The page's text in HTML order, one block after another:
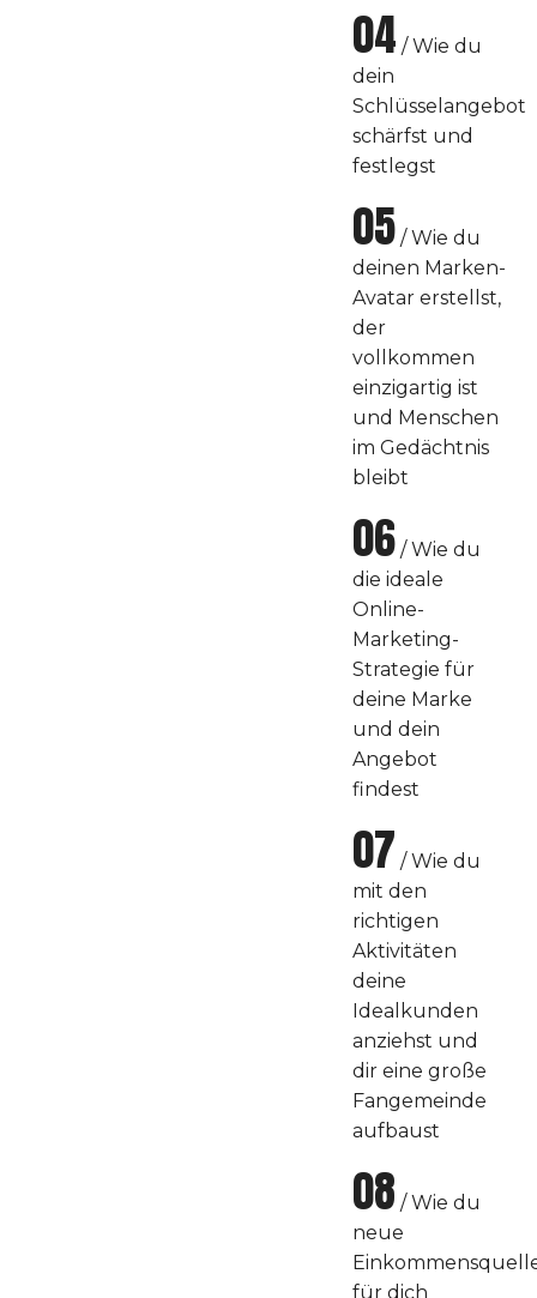
04 / Wie du
dein
Schlüsselangebot
schärfst und
festlegst
05 / Wie du
deinen Marken-
Avatar erstellst,
der
vollkommen
einzigartig ist
und Menschen
im Gedächtnis
bleibt
06 / Wie du
die ideale
Online-
Marketing-
Strategie für
deine Marke
und dein
Angebot
findest
07 / Wie du
mit den
richtigen
Aktivitäten
deine
Idealkunden
anziehst und
dir eine große
Fangemeinde
aufbaust
08 / Wie du
neue
für dich